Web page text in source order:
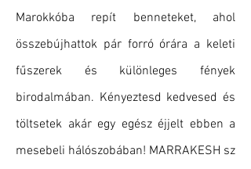
Marokkóba repít benneteket, ahol
összebújhattok pár forró órára a keleti
fűszerek és különleges fények
birodalmában. Kényeztesd kedvesed és
töltsetek akár egy egész éjjelt ebben a
mesebeli hálószobában! MARRAKESH sz